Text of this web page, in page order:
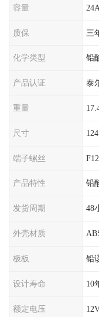
容量
质保 三
化学类型 铅
产品认证 泰
重量
尺寸
端子螺丝 F12
产品特性 铅
发货周期 48
外壳材质
极板 铅
设计寿命 10
额定电压